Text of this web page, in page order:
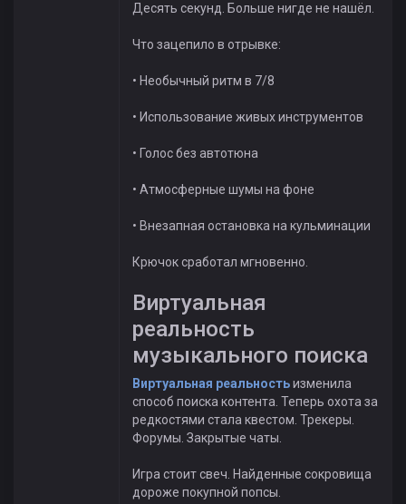
Десять секунд. Больше нигде не нашёл.
Что зацепило в отрывке:
• Необычный ритм в 7/8
• Использование живых инструментов
• Голос без автотюна
• Атмосферные шумы на фоне
• Внезапная остановка на кульминации
Крючок сработал мгновенно.
Виртуальная
реальность
музыкального поиска
Виртуальная реальностьизменила
способ поиска контента. Теперь охота за
редкостями стала квестом. Трекеры.
Форумы. Закрытые чаты.
Игра стоит свеч. Найденные сокровища
дороже покупной попсы.